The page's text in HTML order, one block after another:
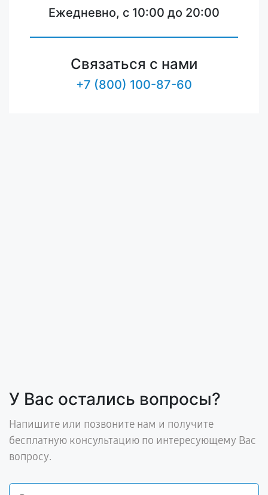
Ежедневно, с 10:00 до 20:00
Связаться с нами
+7 (800) 100-87-60
У Вас остались вопросы?
Напишите или позвоните нам и получите
бесплатную консультацию по интересующему Вас
вопросу.